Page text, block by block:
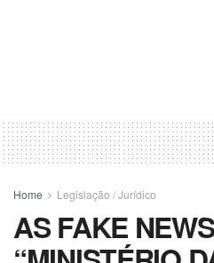
Home Legislação / Jurídico
AS FAKE